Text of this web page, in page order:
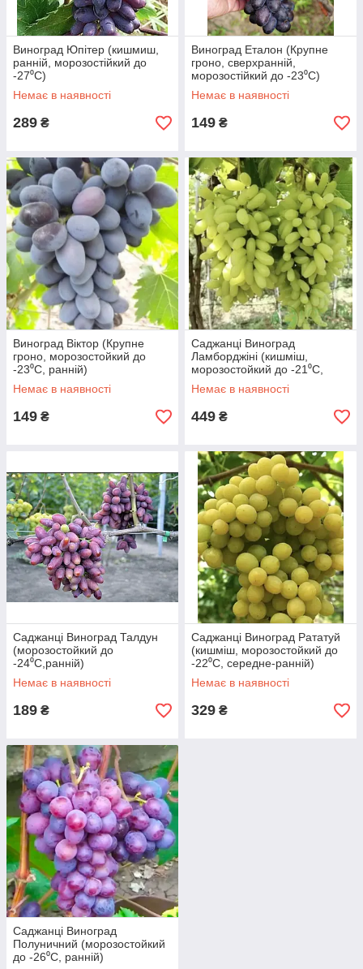
Виноград Юпітер (кишмиш,
ранній, морозостійкий до
-27⁰С)
Немає в наявності
289 ₴
Виноград Еталон (Крупне
гроно, сверхранній,
морозостійкий до -23⁰С)
Немає в наявності
149 ₴
Виноград Віктор (Крупне
гроно, морозостойкий до
-23⁰С, ранній)
Немає в наявності
149 ₴
Саджанці Виноград
Ламборджіні (кишміш,
морозостойкий до -21⁰С,
ранній)
Немає в наявності
449 ₴
Саджанці Виноград Талдун
(морозостойкий до
-24⁰С,ранній)
Немає в наявності
189 ₴
Саджанці Виноград Рататуй
(кишміш, морозостойкий до
-22⁰С, середне-ранній)
Немає в наявності
329 ₴
Саджанці Виноград
Полуничний (морозостойкий
до -26⁰С, ранній)